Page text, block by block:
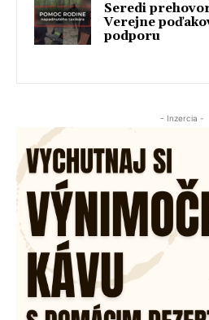
Seredi
Verejne
podporu
- Inzercia -